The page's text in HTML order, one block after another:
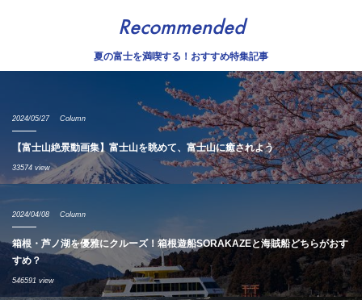
Recommended
夏の富士を満喫する！おすすめ特集記事
2024/05/27 Column
【富士山絶景動画集】富士山を眺めて、富士山に癒されよう
33574 view
2024/04/08 Column
箱根・芦ノ湖を優雅にクルーズ！箱根遊船SORAKAZEと海賊船どちらがおす
すめ？
546591 view